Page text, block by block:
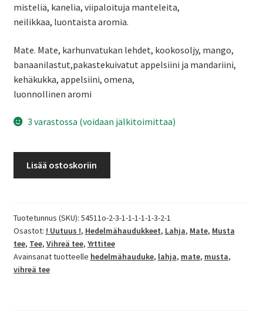
misteliä, kanelia, viipaloituja manteleita,
neilikkaa, luontaista aromia.
Mate. Mate, karhunvatukan lehdet, kookosoljy, mango,
banaanilastut,pakastekuivatut appelsiini ja mandariini,
kehäkukka, appelsiini, omena,
luonnollinen aromi
3 varastossa (voidaan jälkitoimittaa)
Lisää ostoskoriin
Tuotetunnus (SKU): 54511o-2-3-1-1-1-1-1-3-2-1
Osastot: ! Uutuus !, Hedelmähaudukkeet, Lahja, Mate, Musta
tee, Tee, Vihreä tee, Yrttitee
Avainsanat tuotteelle hedelmähauduke, lahja, mate, musta,
vihreä tee